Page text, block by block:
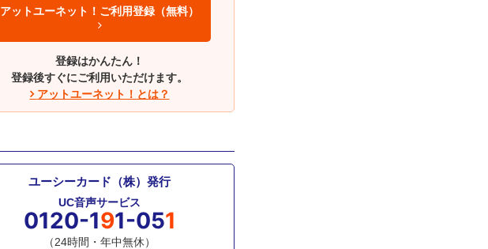
アットユーネット！ご利用登録（無料）
登録はかんたん！
登録後すぐにご利用いただけます。
アットユーネット！とは？
ユーシーカード（株）発行
UC音声サービス
0120-191-051
（24時間・年中無休）